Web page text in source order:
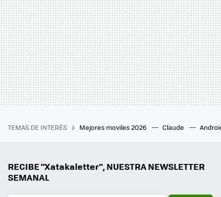
TEMAS DE INTERÉS Mejores moviles 2026 Claude
RECIBE "Xatakaletter", NUESTRA NEWSLETTER
SEMANAL